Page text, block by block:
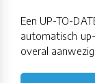
Een UP-TO-
automatisch
overal aanwezig